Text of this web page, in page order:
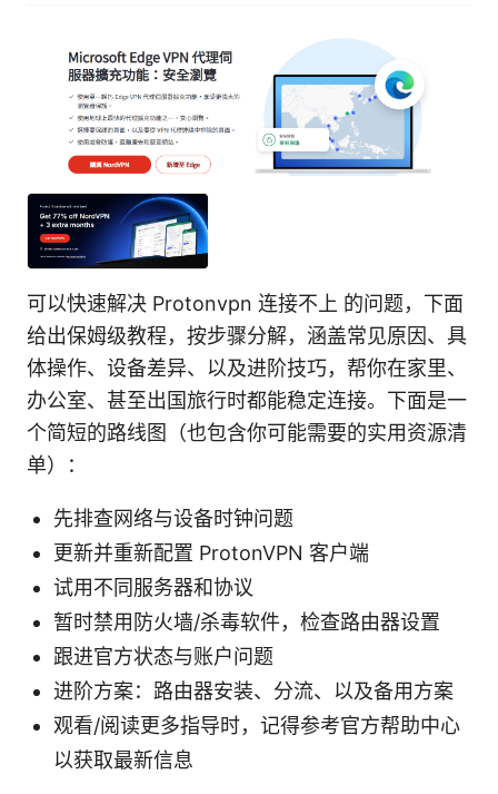
可以快速解决 Protonvpn 连接不上 的问题，下面
给出保姆级教程，按步骤分解，涵盖常见原因、具
体操作、设备差异、以及进阶技巧，帮你在家里、
办公室、甚至出国旅行时都能稳定连接。下面是一
个简短的路线图（也包含你可能需要的实用资源清
单）：
先排查网络与设备时钟问题
更新并重新配置 ProtonVPN 客户端
试用不同服务器和协议
暂时禁用防火墙/杀毒软件，检查路由器设置
跟进官方状态与账户问题
进阶方案：路由器安装、分流、以及备用方案
观看/阅读更多指导时，记得参考官方帮助中心
以获取最新信息